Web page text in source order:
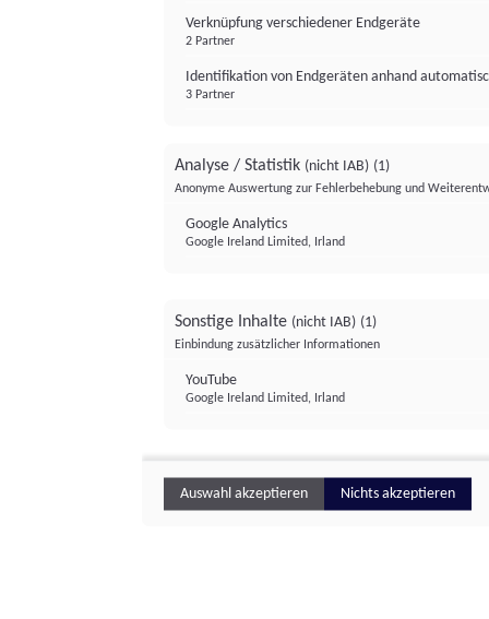
Verknüpfung verschiedener Endgeräte
2 Partner
Identifikation von Endgeräten anhand
3 Partner
Analyse / Statistik (nicht IAB) (1)
Anonyme Auswertung zur Fehlerbehebung und
Google Analytics
Google Ireland Limited, Irland
Sonstige Inhalte (nicht IAB) (1)
Einbindung zusätzlicher Informationen
YouTube
Google Ireland Limited, Irland
Auswahl akzeptieren Nichts akzeptieren